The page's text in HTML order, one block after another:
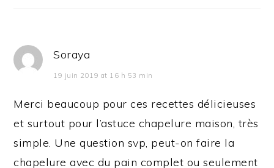
Soraya
19 juin 2019 at 16 h 53 min
Merci beaucoup pour ces recettes délicieuses
et surtout pour l’astuce chapelure maison, très
simple. Une question svp, peut-on faire la
chapelure avec du pain complet ou seulement